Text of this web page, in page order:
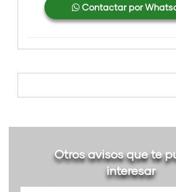
Contactar por
Otros avisos que te
interesar